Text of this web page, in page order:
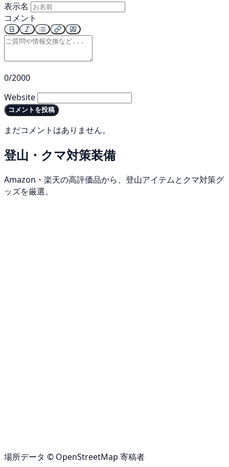
表示名
コメント
0/2000
Website
コメントを投稿
まだコメントはありません。
登山・クマ対策装備
Amazon・楽天の高評価品から、登山アイテムとクマ対策グ
ッズを厳選。
場所データ © OpenStreetMap 寄稿者